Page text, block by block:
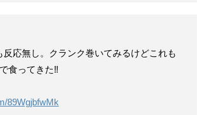
応無し。クランク巻いてみるけどこれも
食ってきた‼️
89WgjbfwMk